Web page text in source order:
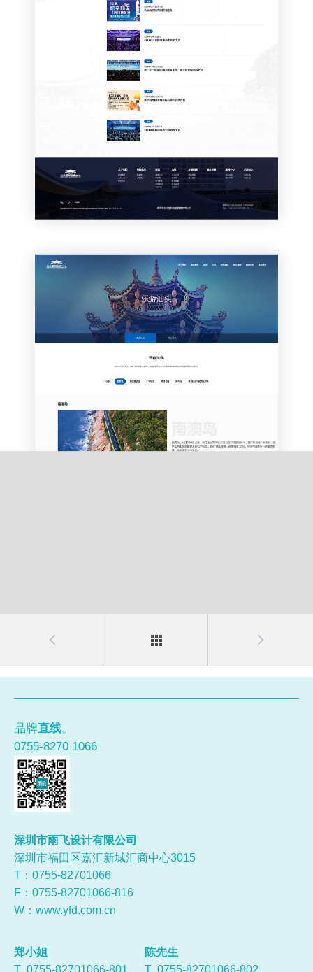
品牌直线。
0755-8270 1066
深圳市雨飞设计有限公司
深圳市福田区嘉汇新城汇商中心3015
T：0755-82701066
F：0755-82701066-816
W： www.yfd.com.cn
郑小姐
陈先生